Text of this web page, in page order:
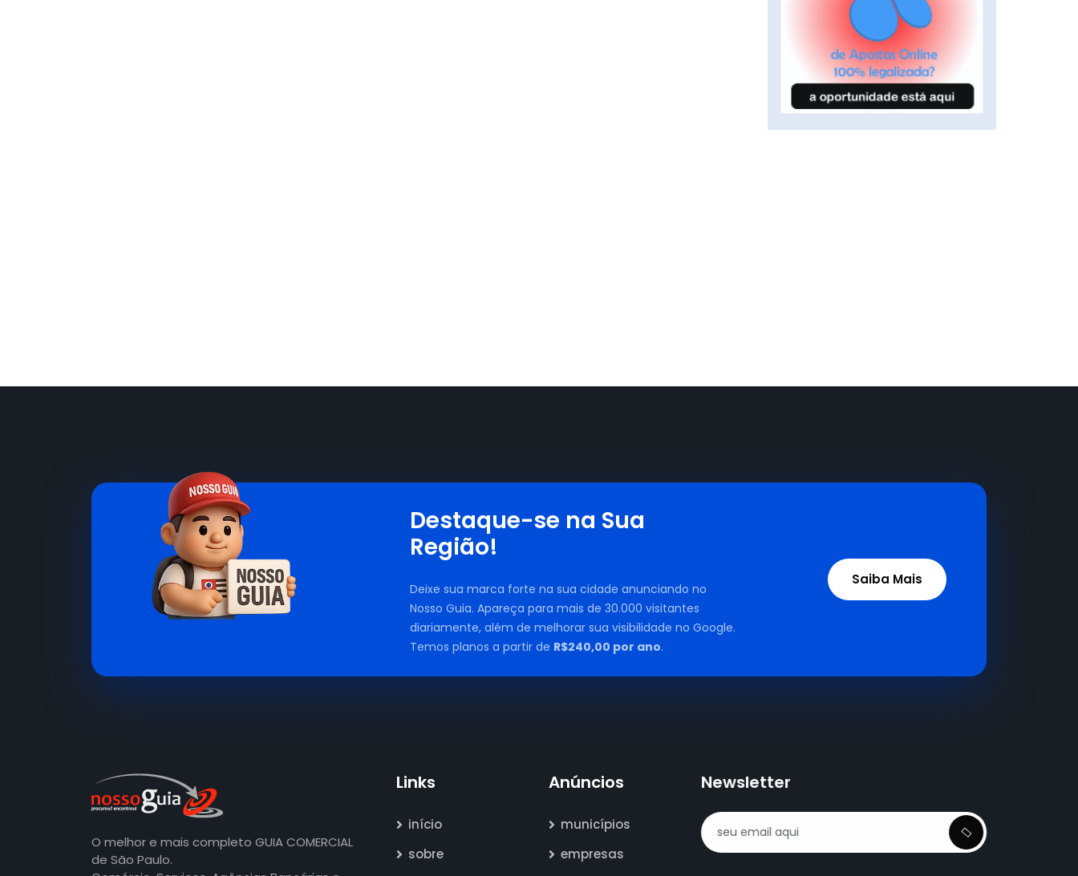
Destaque-se na Sua
Região!
Deixe sua marca forte na sua cidade anunciando no
Nosso Guia. Apareça para mais de 30.000 visitantes
diariamente, além de melhorar sua visibilidade no Google.
Temos planos a partir de R$240,00 por ano.
Saiba Mais
O melhor e mais completo GUIA COMERCIAL
de São Paulo.
Links
início
sobre
Anúncios
municípios
empresas
Newsletter